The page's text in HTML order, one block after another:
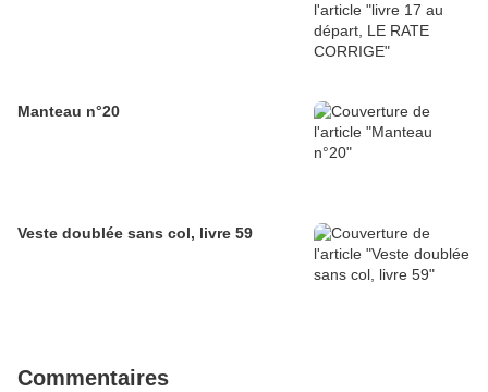
Manteau n°20
Veste doublée sans col, livre 59
Commentaires